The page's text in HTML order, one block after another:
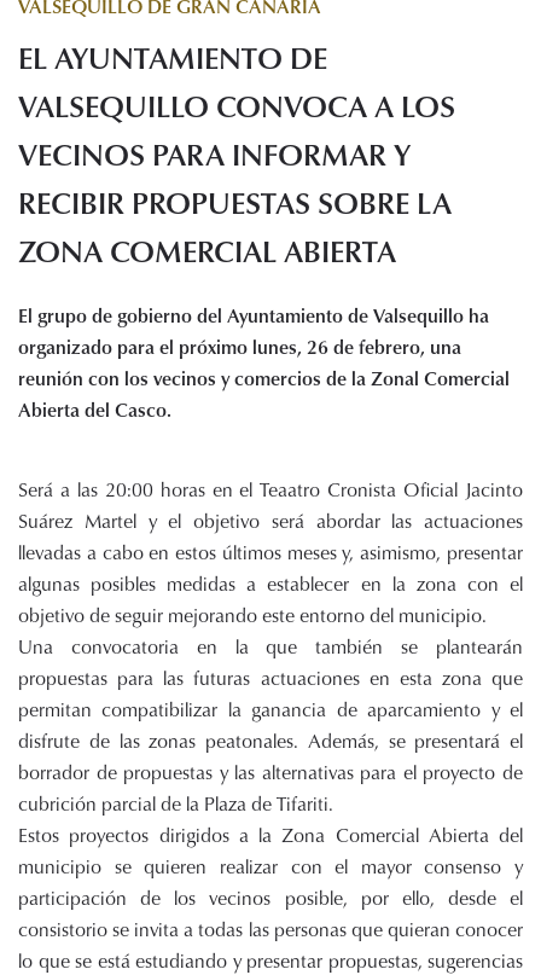
Servicios
Noticias
Enlaces de interés
Audiovisuales
Sede electrónica
Contacto
VALSEQUILLO DE GRAN CANARIA
EL AYUNTAMIENTO DE
VALSEQUILLO CONVOCA A LOS
VECINOS PARA INFORMAR Y
RECIBIR PROPUESTAS SOBRE LA
ZONA COMERCIAL ABIERTA
El grupo de gobierno del Ayuntamiento de Valsequillo ha
organizado para el próximo lunes, 26 de febrero, una
reunión con los vecinos y comercios de la Zonal Comercial
Abierta del Casco.
Será a las 20:00 horas en el Teaatro Cronista Oficial Jacinto
Suárez Martel y el objetivo será abordar las actuaciones
llevadas a cabo en estos últimos meses y, asimismo, presentar
algunas posibles medidas a establecer en la zona con el
objetivo de seguir mejorando este entorno del municipio.
Una convocatoria en la que también se plantearán
propuestas para las futuras actuaciones en esta zona que
permitan compatibilizar la ganancia de aparcamiento y el
disfrute de las zonas peatonales. Además, se presentará el
borrador de propuestas y las alternativas para el proyecto de
cubrición parcial de la Plaza de Tifariti.
Estos proyectos dirigidos a la Zona Comercial Abierta del
municipio se quieren realizar con el mayor consenso y
participación de los vecinos posible, por ello, desde el
consistorio se invita a todas las personas que quieran conocer
lo que se está estudiando y presentar propuestas, sugerencias